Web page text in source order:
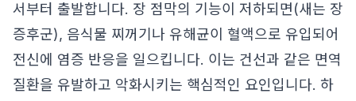
서부터 출발합니다. 장 점막의 기능이 저하되면(새는 장
증후군), 음식물 찌꺼기나 유해균이 혈액으로 유입되어
전신에 염증 반응을 일으킵니다. 이는 건선과 같은 면역
질환을 유발하고 악화시키는 핵심적인 요인입니다. 하